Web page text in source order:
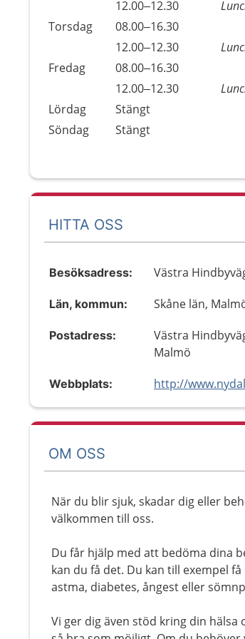
12.00–12.30
Torsdag
08.00–16.30
12.00–12.30
Fredag
08.00–16.30
12.00–12.30
Lördag
Stängt
Söndag
Stängt
HITTA OSS
Besöksadress: Västra
Län, kommun: Skåne län,
Postadress:
Västra
Malmö
Webbplats: http://
OM OSS
När du blir sjuk, skadar dig eller
välkommen till oss.
Du får hjälp med att bedöma dina
kan du få det. Du kan till exempel
astma, diabetes, ångest eller
Vi ger dig även stöd kring din